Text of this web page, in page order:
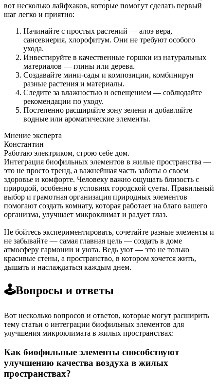
вот несколько лайфхаков, которые помогут сделать первый
шаг легко и приятно:
Начинайте с простых растений — алоэ вера,
сансевиерия, хлорофитум. Они не требуют особого
ухода.
Инвестируйте в качественные горшки из натуральных
материалов — глины или дерева.
Создавайте мини-сады и композиции, комбинируя
разные растения и материалы.
Следите за влажностью и освещением — соблюдайте
рекомендации по уходу.
Постепенно расширяйте зону зелени и добавляйте
водные или ароматические элементы.
Мнение эксперта
Константин
Работаю электриком, строю себе дом.
Интеграция биофильных элементов в жилые пространства —
это не просто тренд, а важнейшая часть заботы о своем
здоровье и комфорте. Человеку важно ощущать близость с
природой, особенно в условиях городской суеты. Правильный
выбор и грамотная организация природных элементов
помогают создать комнату, которая работает на благо вашего
организма, улучшает микроклимат и радует глаз.
Не бойтесь экспериментировать, сочетайте разные элементы и
не забывайте — самая главная цель — создать в доме
атмосферу гармонии и уюта. Ведь уют — это не только
красивые стены, а пространство, в котором хочется жить,
дышать и наслаждаться каждым днем.
🕹️Вопросы и ответы
Вот несколько вопросов и ответов, которые могут расширить
тему статьи о интеграции биофильных элементов для
улучшения микроклимата в жилых пространствах:
Как биофильные элементы способствуют
улучшению качества воздуха в жилых
пространствах?